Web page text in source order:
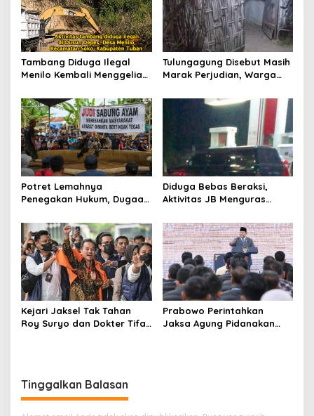
i
p
o
s
Tambang Diduga Ilegal
Menilo Kembali Menggeliat,
Soroti Dugaan Pembiaran
Tulungagung Disebut Masih
Marak Perjudian, Warga
hingga Usut Dugaan Beking
Potret Lemahnya
Penegakan Hukum, Dugaan
Tulungagung Tuai Sorotan
Diduga Bebas Beraksi,
Aktivitas JB Menguras
Bojonegoro Jadi Sorotan
Warga
Kejari Jaksel Tak Tahan
Roy Suryo dan Dokter Tifa,
Prabowo Perintahkan
Jaksa Agung Pidanakan
Tinggalkan Balasan